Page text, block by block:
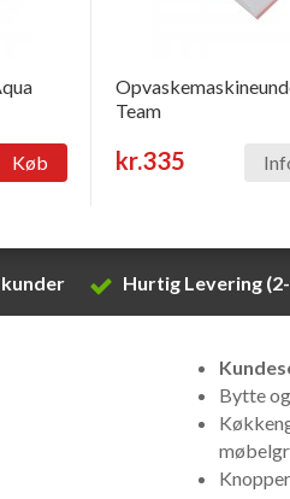
Køb
Team
kr.335
kunder Hurtig Levering
Bytte
Knopper